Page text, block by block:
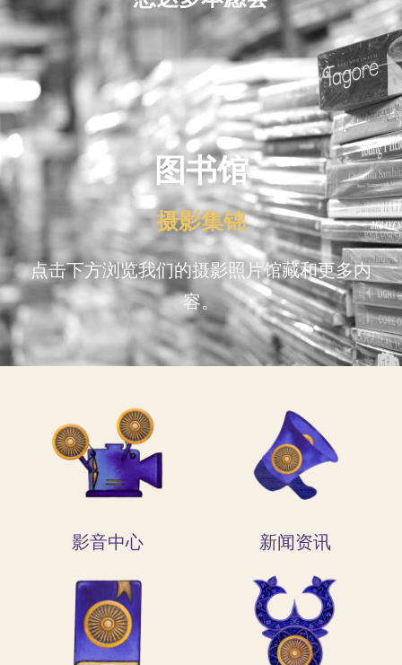
图书馆
摄影集锦
点击下方浏览我们的摄影照片馆藏和更多内
容。
影音中心 新闻资讯